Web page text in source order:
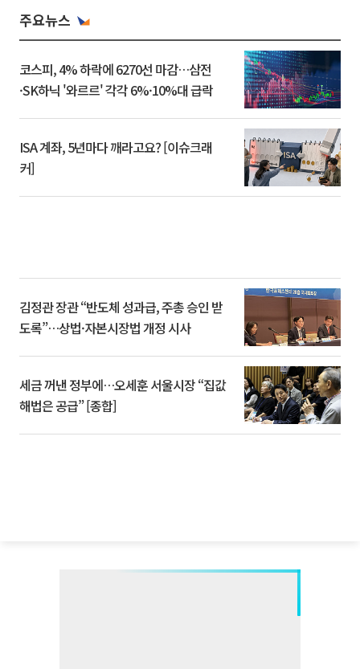
주요뉴스
코스피, 4% 하락에 6270선 마감…삼전
·SK하닉 '와르르' 각각 6%·10%대 급락
ISA 계좌, 5년마다 깨라고요? [이슈크래
커]
김정관 장관 “반도체 성과급, 주총 승인 받
도록”…상법·자본시장법 개정 시사
세금 꺼낸 정부에…오세훈 서울시장 “집값
해법은 공급” [종합]